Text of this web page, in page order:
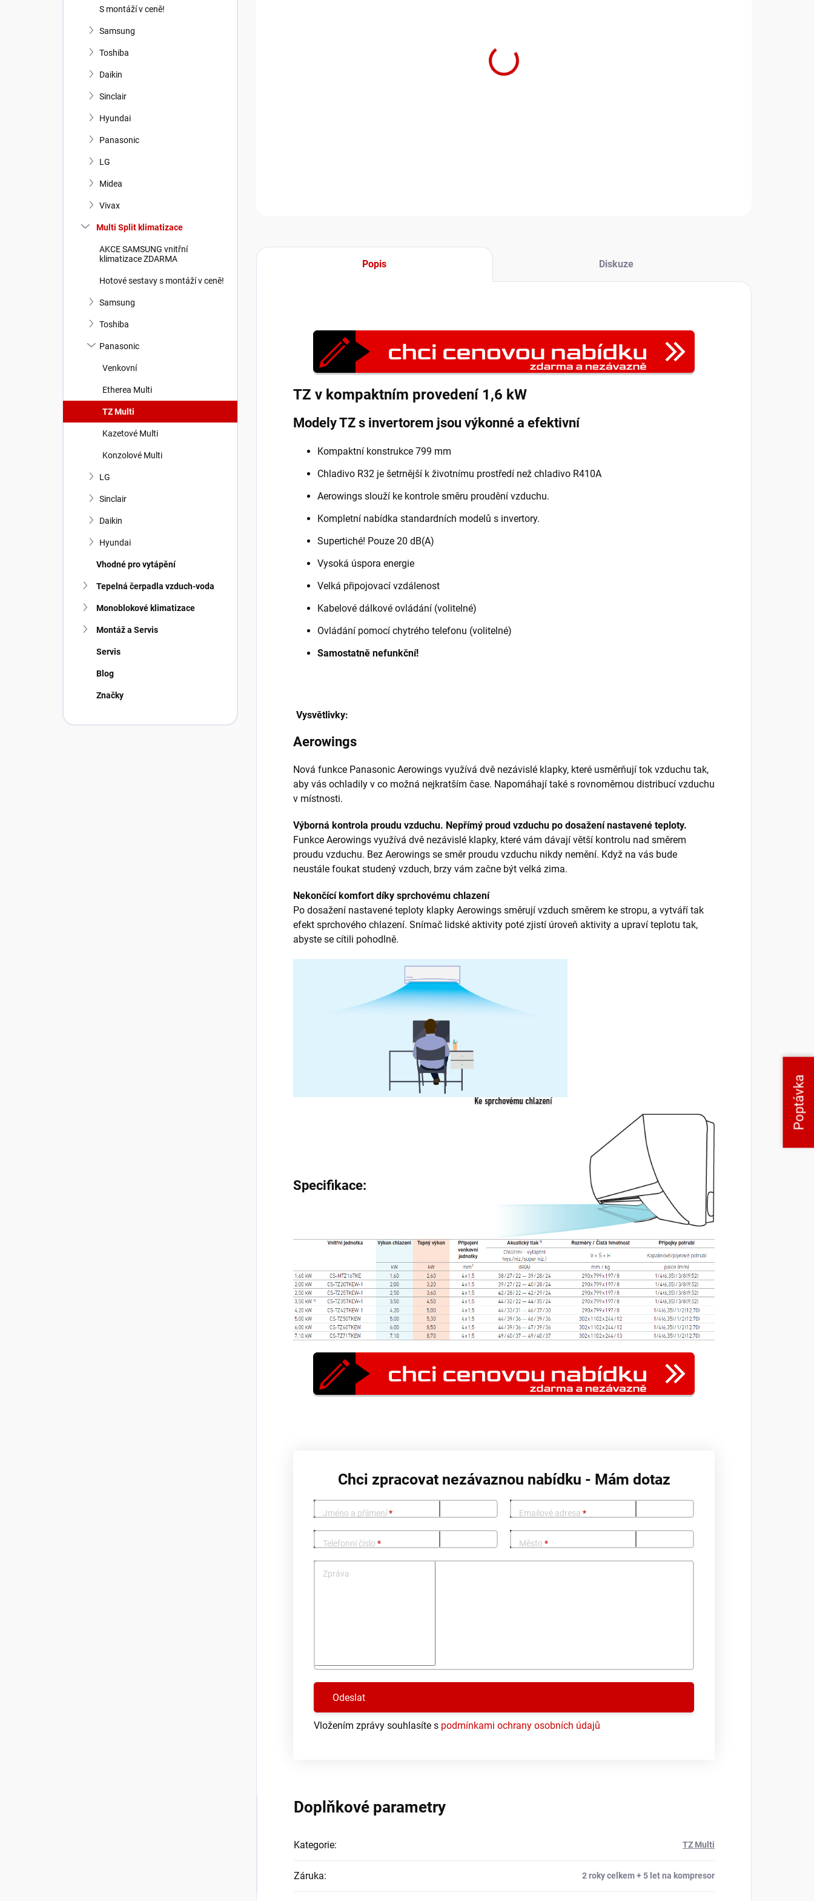
S montáží v ceně!
Samsung
Toshiba
Daikin
Sinclair
Hyundai
Panasonic
LG
Midea
Vivax
Multi Split klimatizace
AKCE SAMSUNG vnitřní
klimatizace ZDARMA
Hotové sestavy s montáží v ceně!
Samsung
Toshiba
Panasonic
Venkovní
Etherea Multi
TZ Multi
Kazetové Multi
Konzolové Multi
LG
Sinclair
Daikin
Hyundai
Vhodné pro vytápění
Tepelná čerpadla vzduch-voda
Monoblokové klimatizace
Montáž a Servis
Servis
Blog
Značky
Popis Diskuze
TZ v kompaktním provedení 1,6 kW
Modely TZ s invertorem jsou výkonné a efektivní
Kompaktní konstrukce 799 mm
Chladivo R32 je šetrnější k životnímu prostředí než chladivo R410A
Aerowings slouží ke kontrole směru proudění vzduchu.
Kompletní nabídka standardních modelů s invertory.
Supertiché! Pouze 20 dB(A)
Vysoká úspora energie
Velká připojovací vzdálenost
Kabelové dálkové ovládání (volitelné)
Ovládání pomocí chytrého telefonu (volitelné)
Samostatně nefunkční!
Vysvětlivky:
Aerowings
Nová funkce Panasonic Aerowings využívá dvě nezávislé klapky, které usměrňují tok vzduchu tak,
aby vás ochladily v co možná nejkratším čase. Napomáhají také s rovnoměrnou distribucí vzduchu
v místnosti.
Výborná kontrola proudu vzduchu. Nepřímý proud vzduchu po dosažení nastavené teploty.
Funkce Aerowings využívá dvě nezávislé klapky, které vám dávají větší kontrolu nad směrem
proudu vzduchu. Bez Aerowings se směr proudu vzduchu nikdy nemění. Když na vás bude
neustále foukat studený vzduch, brzy vám začne být velká zima.
Nekončící komfort díky sprchovému chlazení
Po dosažení nastavené teploty klapky Aerowings směrují vzduch směrem ke stropu, a vytváří tak
efekt sprchového chlazení. Snímač lidské aktivity poté zjistí úroveň aktivity a upraví teplotu tak,
abyste se cítili pohodlně.
Specifikace:
Chci zpracovat nezávaznou nabídku - Mám dotaz
Jméno a příjmení* Emailové adresa *
Telefonní číslo * Město *
Zpráva
Vložením zprávy souhlasíte s podmínkami ochrany osobních údajů
Doplňkové parametry
Kategorie: TZ Multi
Záruka: 2 roky celkem + 5 let na kompresor
Poptávka